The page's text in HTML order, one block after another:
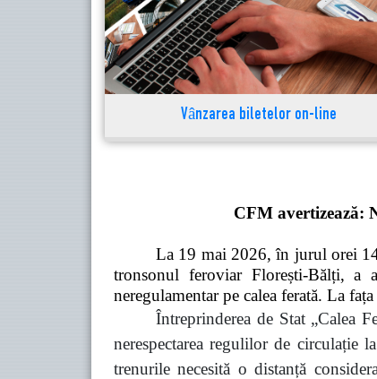
Vânzarea biletelor on-line
CFM avertizează:
La 19 mai 2026, în jurul orei
tronsonul feroviar Florești-Bălți, a
neregulamentar pe calea ferată. La
Întreprinderea de Stat „Calea
nerespectarea regulilor de circulație
trenurile necesită o distanță